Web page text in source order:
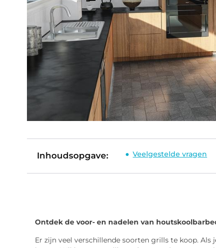
Inhoudsopgave: Veelgestelde vragen
Ontdek de voor- en nadelen van
Er zijn veel verschillende soorten grills te koop.